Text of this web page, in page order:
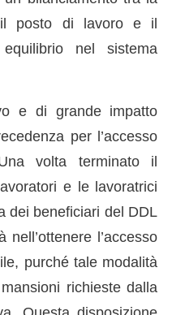
il posto di lavoro e il
nel sistema
e di grande impatto
per l’accesso
volta terminato il
e le lavoratrici
dei beneficiari del DDL
l’accesso
purché tale modalità
richieste dalla